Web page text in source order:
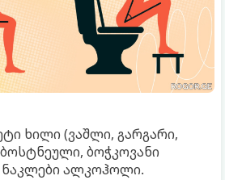
ხილი (ვაშლი, გარგარი,
ბოსტნეული, ბოჭკოვანი
ნაკლები ალკოჰოლი.